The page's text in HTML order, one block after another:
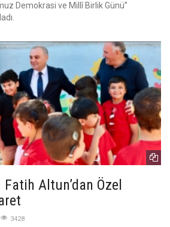
Demokrasi ve Millî Birlik Günü”
Altun’dan Özel
3428